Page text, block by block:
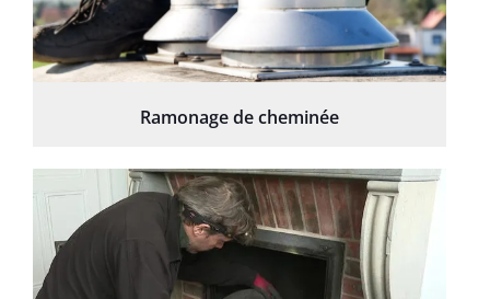
Ramonage de cheminée